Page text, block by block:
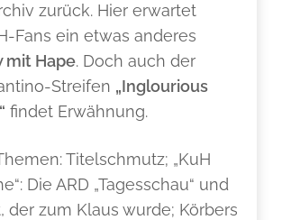
zurück. Hier erwartet
Fans ein etwas anderes
mit Hape. Doch auch der
Streifen „Inglourious
findet Erwähnung.
Titelschmutz; „KuH
Die ARD „Tagesschau“ und
der zum Klaus wurde; Körbers